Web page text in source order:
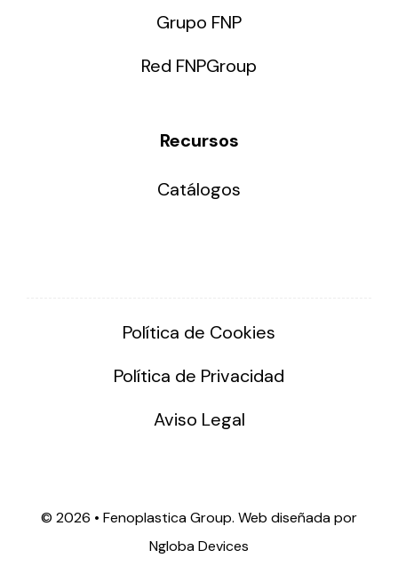
Grupo FNP
Red FNPGroup
Recursos
Catálogos
Política de Cookies
Política de Privacidad
Aviso Legal
© 2026 • Fenoplastica Group. Web diseñada por
Ngloba Devices